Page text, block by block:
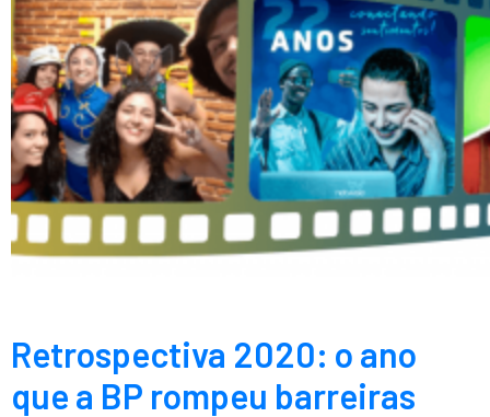
Retrospectiva 2020: o ano
que a BP rompeu barreiras